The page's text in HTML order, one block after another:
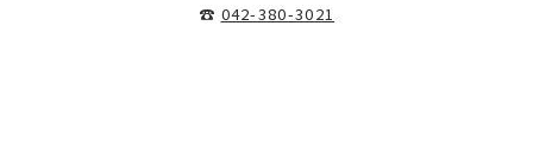
☎ 042-380-3021